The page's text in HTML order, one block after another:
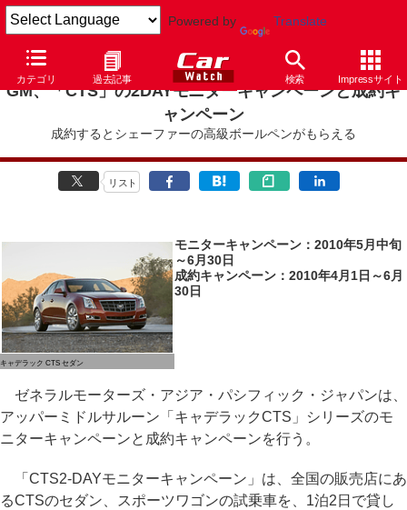
Powered by Translate
カテゴリ 過去記事 検索 Impressサイト
GM、「CTS」の2DAYモニターキャンペーンと成約キ
ャンペーン
成約するとシェーファーの高級ボールペンがもらえる
リスト
キャデラック CTS セダン
モニターキャンペーン：2010年5月中旬
～6月30日
成約キャンペーン：2010年4月1日～6月
30日
ゼネラルモーターズ・アジア・パシフィック・ジャパンは、
アッパーミドルサルーン「キャデラックCTS」シリーズのモ
ニターキャンペーンと成約キャンペーンを行う。
「CTS2-DAYモニターキャンペーン」は、全国の販売店にあ
るCTSのセダン、スポーツワゴンの試乗車を、1泊2日で貸し